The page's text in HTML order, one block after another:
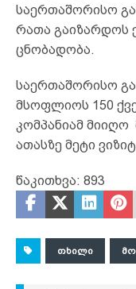
საერთაშორისო
რათა გაიზარდოს
ცნობადობა.
საერთაშორისო
მსოფლიოს 150
კომპანიამ
ათასზე მეტი
წაკითხვა: 893
ᲗᲮᲘᲚᲘ